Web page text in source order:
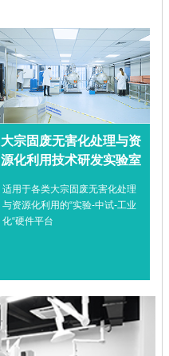
大宗固废无害化处理与资
源化利用技术研发实验室
适用于各类大宗固废无害化处理
与资源化利用的“实验-中试-工业
化“硬件平台